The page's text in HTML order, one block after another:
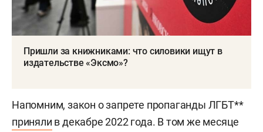
Пришли за книжниками: что силовики ищут в
издательстве «Эксмо»?
Напомним, закон о запрете пропаганды ЛГБТ**
приняли в декабре 2022 года. В том же месяце